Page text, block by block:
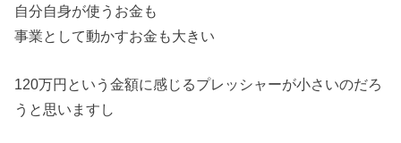
自分自身が使うお金も
事業として動かすお金も大きい
120万円という金額に感じるプレッシャーが小さいのだろ
うと思いますし